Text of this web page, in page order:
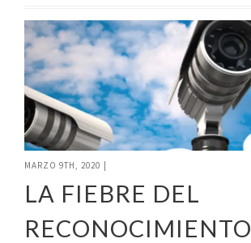
MARZO 9TH, 2020
LA FIEBRE DEL
RECONOCIMIENTO